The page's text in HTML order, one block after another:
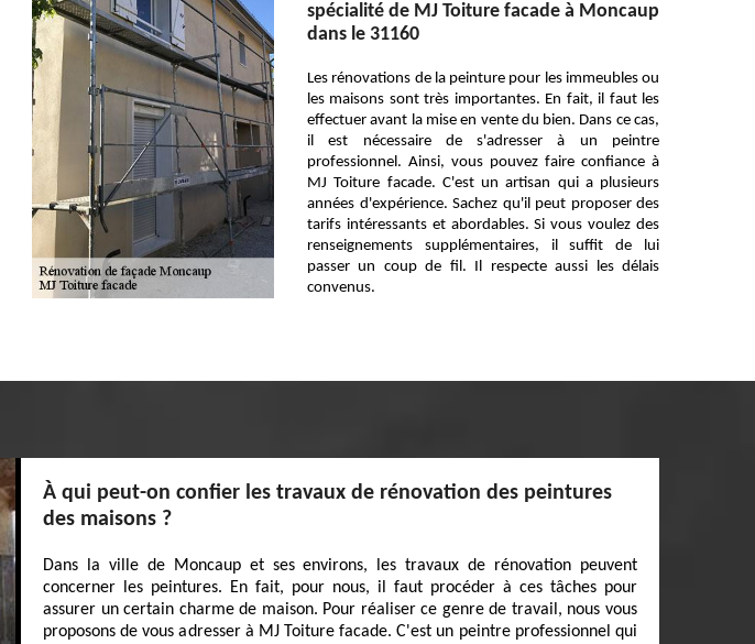
spécialité de MJ Toiture facade à Moncaup
dans le 31160
Les rénovations de la peinture pour les immeubles ou
les maisons sont très importantes. En fait, il faut les
effectuer avant la mise en vente du bien. Dans ce cas,
il est nécessaire de s'adresser à un peintre
professionnel. Ainsi, vous pouvez faire confiance à
MJ Toiture facade. C'est un artisan qui a plusieurs
années d'expérience. Sachez qu'il peut proposer des
tarifs intéressants et abordables. Si vous voulez des
renseignements supplémentaires, il suffit de lui
passer un coup de fil. Il respecte aussi les délais
convenus.
À qui peut-on confier les travaux de rénovation des peintures
des maisons ?
Dans la ville de Moncaup et ses environs, les travaux de rénovation peuvent
concerner les peintures. En fait, pour nous, il faut procéder à ces tâches pour
assurer un certain charme de maison. Pour réaliser ce genre de travail, nous vous
proposons de vous adresser à MJ Toiture facade. C'est un peintre professionnel qui